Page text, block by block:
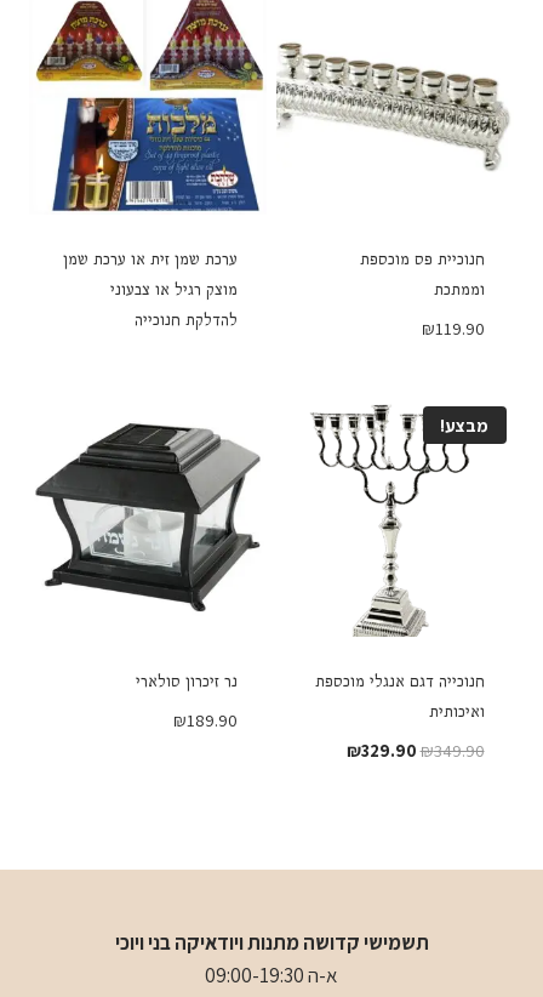
חנוכיית פס מוכספת
וממתכת
₪119.90
ערכת שמן זית או ערכת שמן
מוצק רגיל או צבעוני
להדלקת חנוכייה
מבצע!
חנוכייה דגם אנגלי מוכספת
ואיכותית
₪349.90
המחיר
₪329.90 המחיר
נר זיכרון סולארי
₪189.90
תשמישי קדושה מתנות ויודאיקה בני ויוכי
א-ה 09:00-19:30